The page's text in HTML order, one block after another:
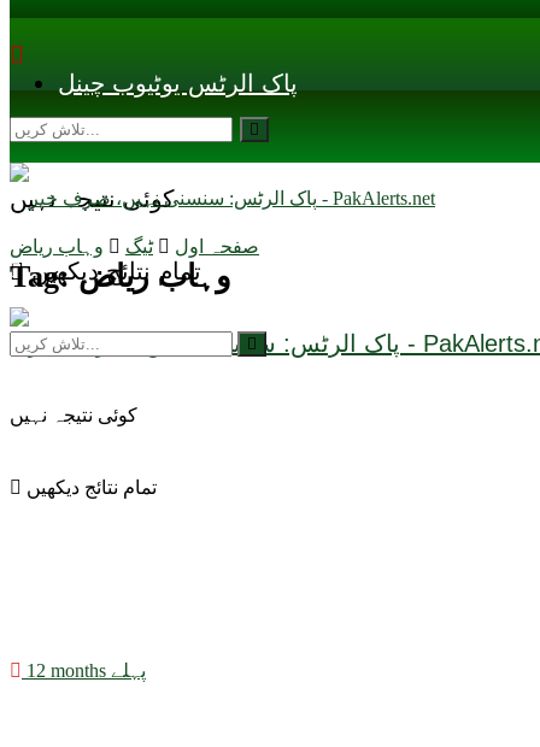
پاک الرٹس یوٹیوب چینل
کوئی نتیجہ نہیں
تمام نتائج دیکھیں
کوئی نتیجہ نہیں
تمام نتائج دیکھیں
صفحہ اول ٹیگ وہاب ریاض
Tag:وہاب ریاض
12 months پہلے